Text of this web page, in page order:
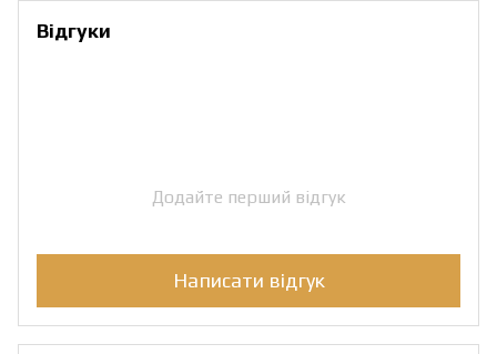
Відгуки
Додайте перший відгук
Написати відгук